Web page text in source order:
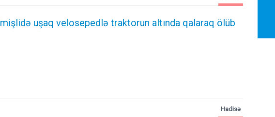
uşaq velosepedlə traktorun altında qalaraq ölüb
Hadisə